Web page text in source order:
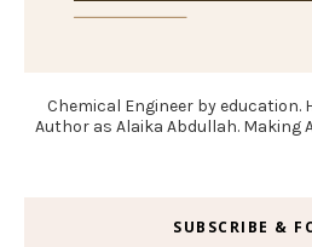
Chemical Engineer by education.
Author as Alaika Abdullah. Making
SUBSCRIBE &